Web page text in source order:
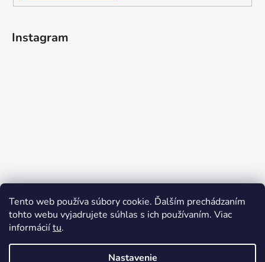
Tento web používa súbory cookie. Ďalším prechádzaním
tohto webu vyjadrujete súhlas s ich používaním. Viac
informáciítu.
Nastavenie
Instagram
Sledovať na Instagrame